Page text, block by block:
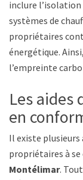
inclure
systèmes de
propriétaires
énergétique.
l’empreinte
Les aides
en
Il existe plusieurs
propriétaires à
Montélimar.